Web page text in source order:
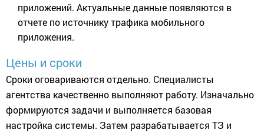
приложений. Актуальные данные появляются в
отчете по источнику трафика мобильного
приложения.
Цены и сроки
Сроки оговариваются отдельно. Специалисты
агентства качественно выполняют работу. Изначально
формируются задачи и выполняется базовая
настройка системы. Затем разрабатывается ТЗ и